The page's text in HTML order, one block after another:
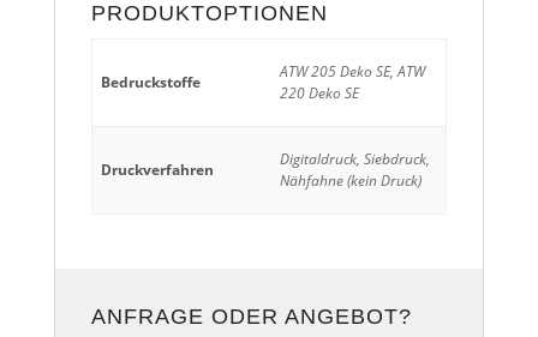
PRODUKTOPTIONEN
Bedruckstoffe
ATW 205 Deko SE, ATW
220 Deko SE
Druckverfahren
Digitaldruck, Siebdruck,
Nähfahne (kein Druck)
ANFRAGE ODER ANGEBOT?